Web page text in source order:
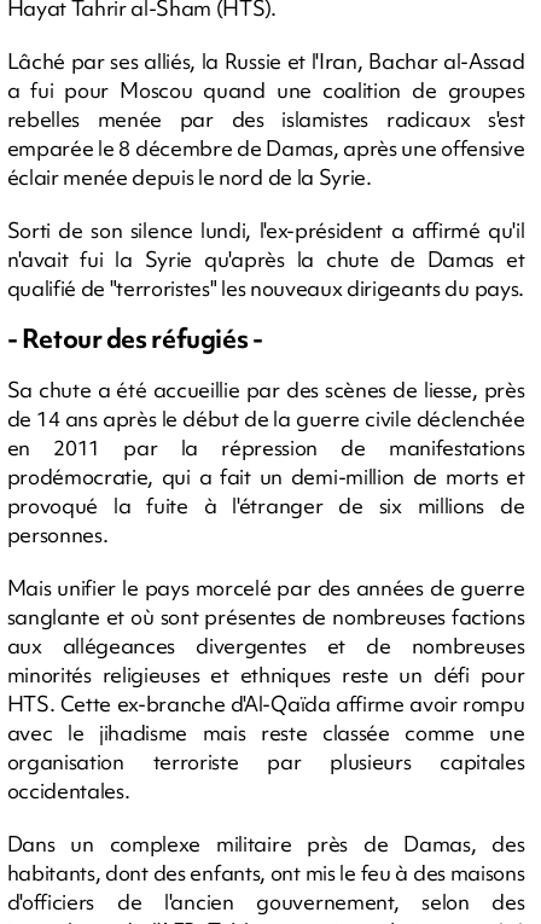
Hayat Tahrir al-Sham (HTS).
Lâché par ses alliés, la Russie et l'Iran, Bachar al-Assad
a fui pour Moscou quand une coalition de groupes
rebelles menée par des islamistes radicaux s'est
emparée le 8 décembre de Damas, après une offensive
éclair menée depuis le nord de la Syrie.
Sorti de son silence lundi, l'ex-président a affirmé qu'il
n'avait fui la Syrie qu'après la chute de Damas et
qualifié de "terroristes" les nouveaux dirigeants du pays.
- Retour des réfugiés -
Sa chute a été accueillie par des scènes de liesse, près
de 14 ans après le début de la guerre civile déclenchée
en 2011 par la répression de manifestations
prodémocratie, qui a fait un demi-million de morts et
provoqué la fuite à l'étranger de six millions de
personnes.
Mais unifier le pays morcelé par des années de guerre
sanglante et où sont présentes de nombreuses factions
aux allégeances divergentes et de nombreuses
minorités religieuses et ethniques reste un défi pour
HTS. Cette ex-branche d'Al-Qaïda affirme avoir rompu
avec le jihadisme mais reste classée comme une
organisation terroriste par plusieurs capitales
occidentales.
Dans un complexe militaire près de Damas, des
habitants, dont des enfants, ont mis le feu à des maisons
d'officiers de l'ancien gouvernement, selon des